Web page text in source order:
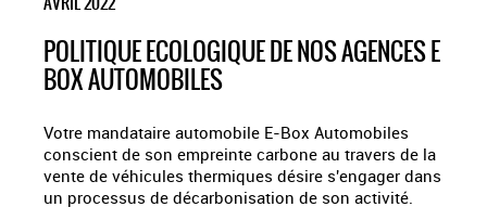
POLITIQUE ECOLOGIQUE DE NOS AGENCES E
BOX AUTOMOBILES
Votre mandataire automobile E-Box Automobiles
conscient de son empreinte carbone au travers de la
vente de véhicules thermiques désire s'engager dans
un processus de décarbonisation de son activité.